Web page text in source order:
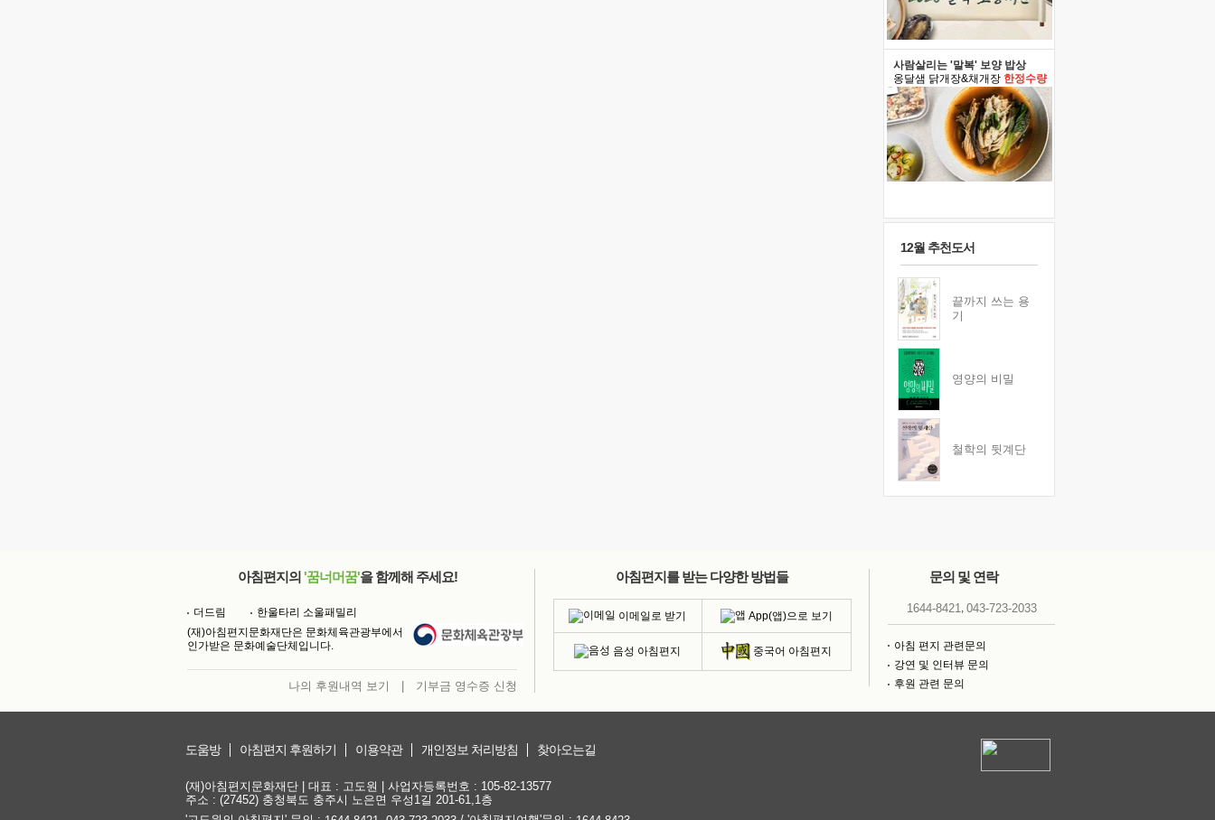
사람살리는 '말복' 보양 밥상
옹달샘 닭개장&채개장 한정수량
12월 추천도서
끝까지 쓰는 용
기
영양의 비밀
철학의 뒷계단
아침편지의 '꿈너머꿈'을 함께해 주세요!
더드림
한울타리 소울패밀리
(재)아침편지문화재단은 문화체육관광부에서
인가받은 문화예술단체입니다.
나의 후원내역 보기 기부금 영수증 신청
아침편지를 받는 다양한 방법들
이메일로 받기 App(앱)으로 보기
음성 아침편지 중국어 아침편지
문의 및 연락
1644-8421, 043-723-2033
아침 편지 관련문의
강연 및 인터뷰 문의
후원 관련 문의
도움방 아침편지 후원하기 이용약관 개인정보 처리방침 찾아오는길
(재)아침편지문화재단 | 대표 : 고도원 | 사업자등록번호 : 105-82-13577
주소 : (27452) 충청북도 충주시 노은면 우성1길 201-61,1층